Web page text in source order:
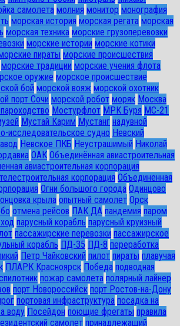
самолета молния монитор монография
морская история морская регата морская
морская техника морские грузоперевозки
морские истории морские котики
пираты морские происшествия
морские традиции морские учения флота
оружие морское происшествие
бой морской вояж морской охотник
порт Сочи морской робот моряк Москва
Мостурфлот МРК Буря МС-21
Мустай Карим Мустанг надувной
исследовательское судно Невский
Невское ПКБ Неустрашимый Николай
ОАК Объединённая авиастроительная
авиастроительная корпорация
корпорация Объединенная
Огни большого города Одинцово
крыла опытный самолет Орск
отмена рейсов ПАК ДА пандемия паром
парусный корабль парусный круизный
пассажирские перевозки пассажирское
корабль ПД-35 ПД-8 переработка
Петр Чайковский пилот пираты плавучая
ПЛАРК Красноярск Победа подводная
пожар самолета полярный лайнер
порт Новороссийск порт Ростов-на-Дону
портовая инфраструктура посадка на
воду Посейдон поющие фрегаты правила
самолет принадлежащий